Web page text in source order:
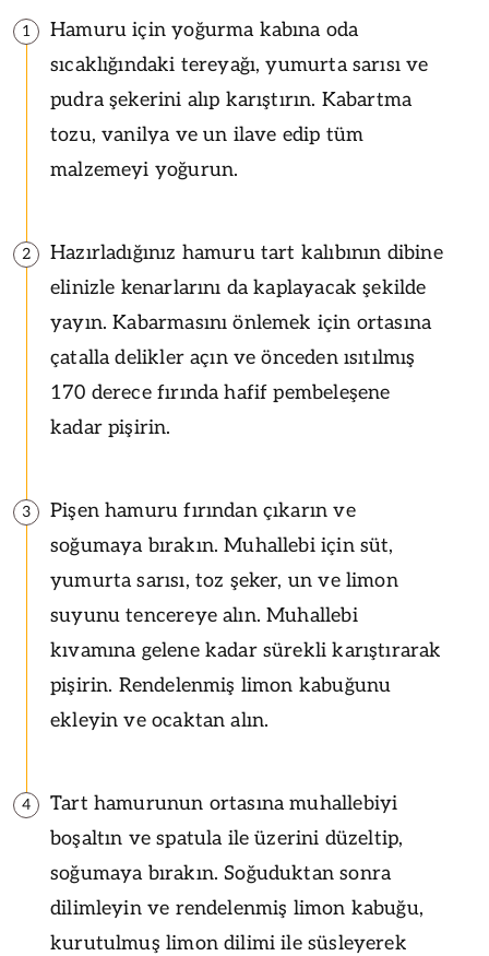
1
Hamuru için yoğurma kabına oda
sıcaklığındaki tereyağı, yumurta sarısı ve
pudra şekerini alıp karıştırın. Kabartma
tozu, vanilya ve un ilave edip tüm
malzemeyi yoğurun.
2
Hazırladığınız hamuru tart kalıbının dibine
elinizle kenarlarını da kaplayacak şekilde
yayın. Kabarmasını önlemek için ortasına
çatalla delikler açın ve önceden ısıtılmış
170 derece fırında hafif pembeleşene
kadar pişirin.
3
Pişen hamuru fırından çıkarın ve
soğumaya bırakın. Muhallebi için süt,
yumurta sarısı, toz şeker, un ve limon
suyunu tencereye alın. Muhallebi
kıvamına gelene kadar sürekli karıştırarak
pişirin. Rendelenmiş limon kabuğunu
ekleyin ve ocaktan alın.
4
Tart hamurunun ortasına muhallebiyi
boşaltın ve spatula ile üzerini düzeltip,
soğumaya bırakın. Soğuduktan sonra
dilimleyin ve rendelenmiş limon kabuğu,
kurutulmuş limon dilimi ile süsleyerek